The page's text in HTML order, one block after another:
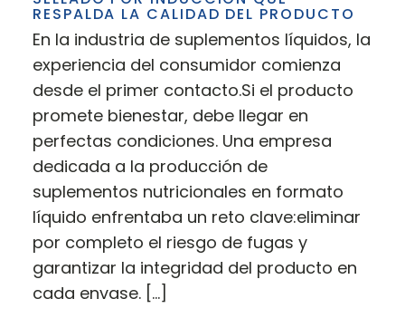
RESPALDA LA CALIDAD DEL PRODUCTO
En la industria de suplementos líquidos, la
experiencia del consumidor comienza
desde el primer contacto.Si el producto
promete bienestar, debe llegar en
perfectas condiciones. Una empresa
dedicada a la producción de
suplementos nutricionales en formato
líquido enfrentaba un reto clave:eliminar
por completo el riesgo de fugas y
garantizar la integridad del producto en
cada envase. […]